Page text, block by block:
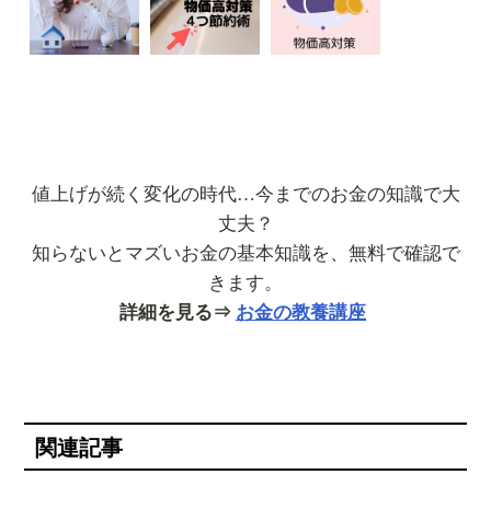
値上げが続く変化の時代…今までのお金の知識で大
丈夫？
知らないとマズいお金の基本知識を、無料で確認で
きます。
詳細を見る⇒ お金の教養講座
関連記事